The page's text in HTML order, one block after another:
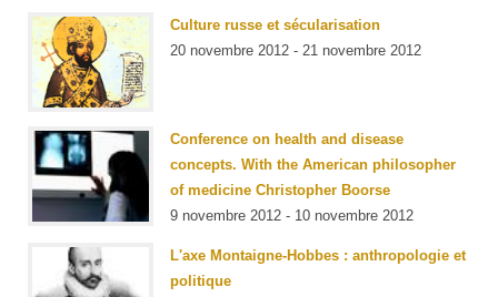
Culture russe et sécularisation
20 novembre 2012 - 21 novembre 2012
Conference on health and disease
concepts. With the American philosopher
of medicine Christopher Boorse
9 novembre 2012 - 10 novembre 2012
L'axe Montaigne-Hobbes : anthropologie et
politique